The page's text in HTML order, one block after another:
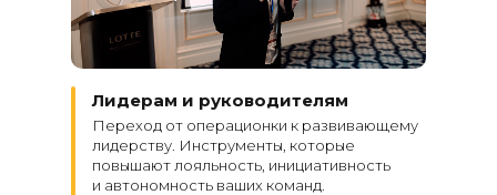
Лидерам и руководителям
Переход от операционки к развивающему
лидерству. Инструменты, которые
повышают лояльность, инициативность
и автономность ваших команд.